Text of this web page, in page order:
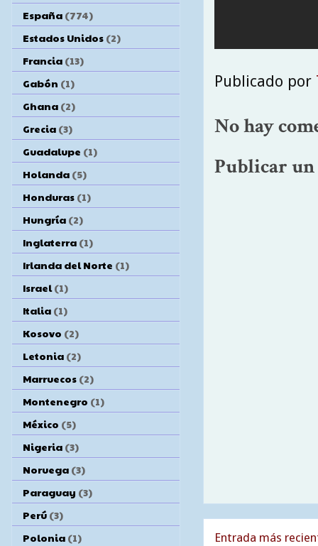
Publicado por
No hay
Publicar
Entrada más
España (774)
Estados Unidos (2)
Francia (13)
Gabón (1)
Ghana (2)
Grecia (3)
Guadalupe (1)
Holanda (5)
Honduras (1)
Hungría (2)
Inglaterra (1)
Irlanda del Norte (1)
Israel (1)
Italia (1)
Kosovo (2)
Letonia (2)
Marruecos (2)
Montenegro (1)
México (5)
Nigeria (3)
Noruega (3)
Paraguay (3)
Perú (3)
Polonia (1)